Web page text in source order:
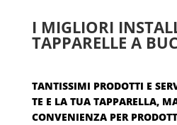
I MIGLIORI
TAPPARELLE A
TANTISSIMI PRODOTTI E
TE E LA TUA TAPPARELLA,
CONVENIENZA PER